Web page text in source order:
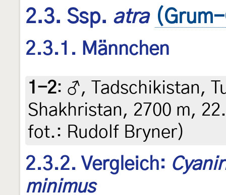
2.3. Ssp. atra
2.3.1. Männchen
1-2: ♂, Tadschikistan,
Shakhristan, 2700 m,
fot.: Rudolf Bryner)
2.3.2. Vergleich:
minimus